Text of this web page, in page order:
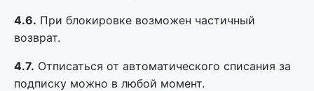
4.6. При блокировке возможен частичный
возврат.
4.7. Отписаться от автоматического списания за
подписку можно в любой момент.